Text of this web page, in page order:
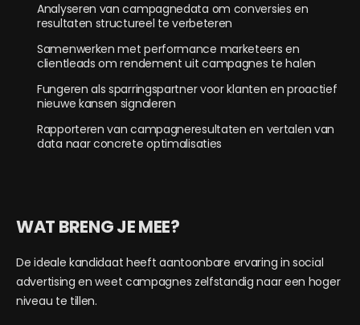
Analyseren van campagnedata om conversies en
resultaten structureel te verbeteren
Samenwerken met performance marketeers en
clientleads om rendement uit campagnes te halen
Fungeren als sparringspartner voor klanten en proactief
nieuwe kansen signaleren
Rapporteren van campagneresultaten en vertalen van
data naar concrete optimalisaties
WAT BRENG JE MEE?
De ideale kandidaat heeft aantoonbare ervaring in social
advertising en weet campagnes zelfstandig naar een hoger
niveau te tillen.